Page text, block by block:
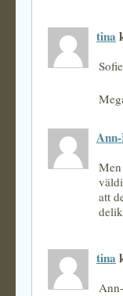
tina
att
tina